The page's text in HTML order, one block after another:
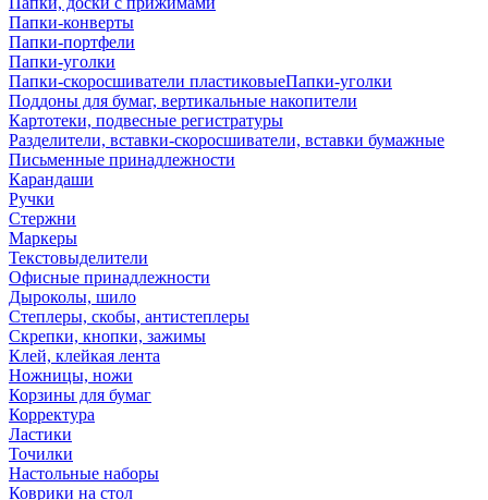
Папки-конверты
Папки-портфели
Папки-уголки
Папки-скоросшиватели пластиковыеПапки-уголки
Поддоны для бумаг, вертикальные накопители
Картотеки, подвесные регистратуры
Разделители, вставки-скоросшиватели, вставки бумажные
Письменные принадлежности
Карандаши
Ручки
Стержни
Маркеры
Текстовыделители
Офисные принадлежности
Дыроколы, шило
Степлеры, скобы, антистеплеры
Скрепки, кнопки, зажимы
Клей, клейкая лента
Ножницы, ножи
Корзины для бумаг
Корректура
Ластики
Точилки
Настольные наборы
Коврики на стол